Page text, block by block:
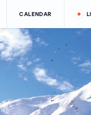
CALENDAR